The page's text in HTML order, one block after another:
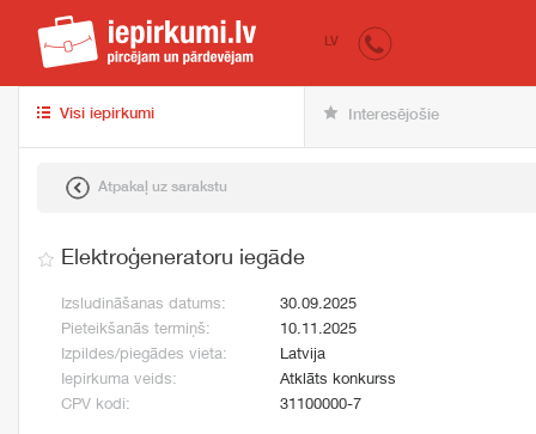
iepirkumi.lv
LV
Visi iepirkumi Interesējošie
Atpakaļ uz sarakstu
Elektroģeneratoru iegāde
Izsludināšanas datums:
30.09.2025
Pieteikšanās termiņš:
10.11.2025
Izpildes/piegādes vieta:
Latvija
Iepirkuma veids:
Atklāts konkurss
CPV kodi:
31100000-7